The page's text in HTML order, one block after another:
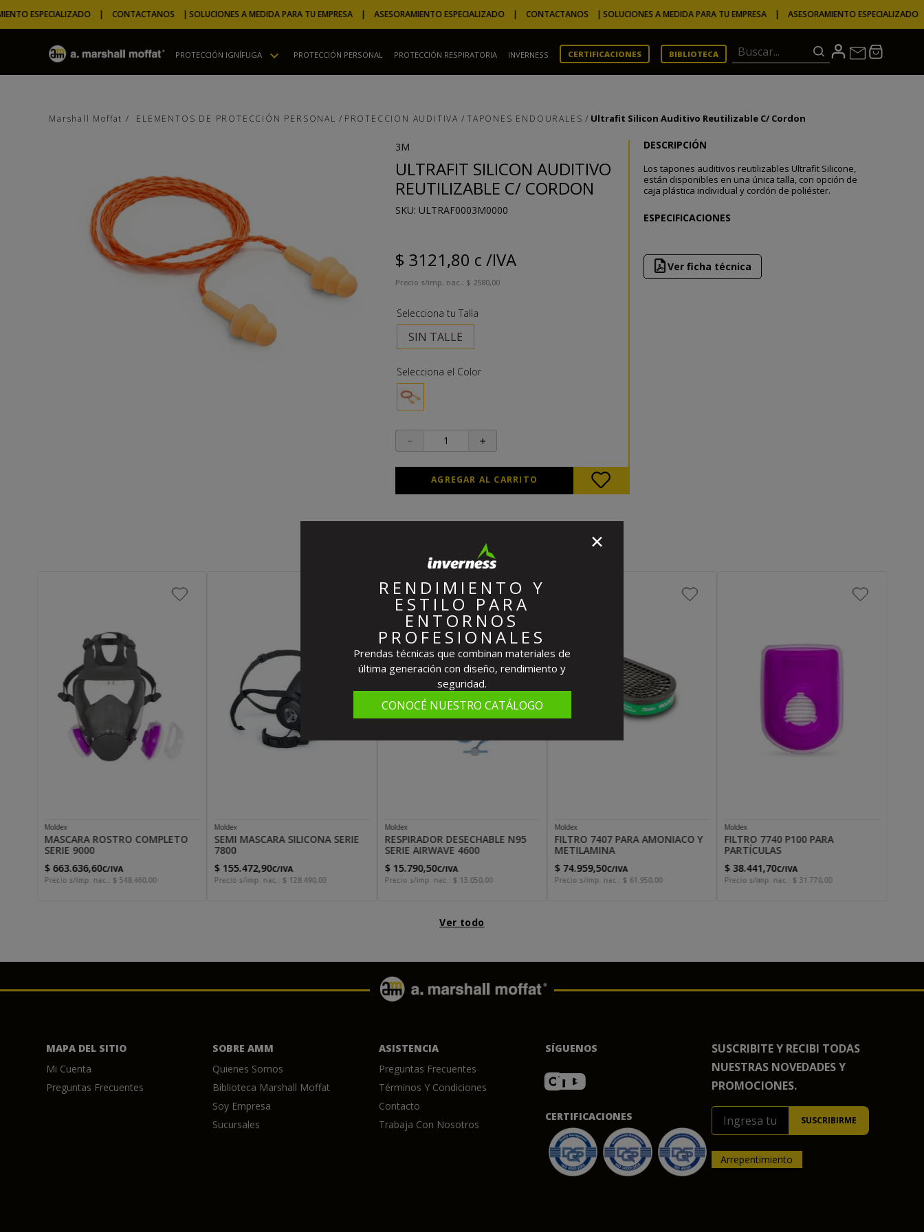
ESPECIALIZADO | CONTACTANOS |SOLUCIONES A MEDIDA PARA TU EMPRESA | ASESORAMIENTO ESPECIALIZADO | CONTACTANOS |SOLUCIONES A MEDIDA PARA TU EMPRESA | ASESORAMIENTO ESPECIALIZADO
PROTECCIÓN IGNÍFUGA PROTECCIÓN PERSONAL PROTECCIÓN RESPIRATORIA INVERNESS CERTIFICACIONES BIBLIOTECA Buscar...
ELEMENTOS DE PROTECCIÓN PERSONAL PROTECCION AUDITIVA TAPONES ENDOURALES Ultrafit Silicon Auditivo Reutilizable C/ Cordon
3M
ULTRAFIT SILICON AUDITIVO
REUTILIZABLE C/ CORDON
: ULTRAF0003M0000
$ 3121,80 c /IVA
Precio s/imp. nac.: $ 2580,00
SIN TALLE
＋
－
AGREGAR AL CARRITO
DESCRIPCIÓN
Los tapones auditivos reutilizables Ultrafit Silicone,
están disponibles en una única talla, con opción de
caja plástica individual y cordón de poliéster.
ESPECIFICACIONES
Destacados Del Mes
Moldex
MASCARA ROSTRO COMPLETO
SERIE 9000
$ 663.636,60C/IVA
Precio s/imp. nac.: $ 548. 460, 00
Moldex
SEMI MASCARA SILICONA SERIE
7800
$ 155.472,90C/IVA
Precio s/imp. nac.: $ 128. 490, 00
Moldex
RESPIRADOR DESECHABLE N95
SERIE AIRWAVE 4600
$ 15.790,50C/IVA
Precio s/imp. nac.: $ 13 050, 00
Moldex
FILTRO 7407 PARA AMONIACO Y
METILAMINA
$ 74.959,50C/IVA
Precio s/imp. nac.: $ 61 950, 00
Moldex
FILTRO 7740 P100 PARA
PARTÍCULAS
$ 38.441,70C/IVA
Precio s/imp. nac.: $ 31 770, 00
Ver todo
MAPA DEL SITIO
Mi Cuenta
Preguntas Frecuentes
SOBRE AMM
Quienes Somos
Biblioteca Marshall Moffat
Soy Empresa
Sucursales
ASISTENCIA
Preguntas Frecuentes
Términos Y Condiciones
Contacto
Trabaja Con Nosotros
SÍGUENOS
CERTIFICACIONES
SUSCRIBITE Y RECIBI TODAS
NUESTRAS NOVEDADES Y
PROMOCIONES.
Arrepentimiento
✕
RENDIMIENTO Y
ESTILO PARA
ENTORNOS
PROFESIONALES
Prendas técnicas que combinan materiales de
última generación con diseño, rendimiento y
seguridad.
CONOCÉ NUESTRO CATÁLOGO
TÉRMINOS MÁS BUSCADOS
2.
m
overol
gorro
marron
campera
epitecnica
buzo